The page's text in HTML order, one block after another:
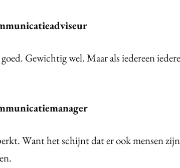
Gewichtig wel. Maar als iedereen
Want het schijnt dat er ook mensen